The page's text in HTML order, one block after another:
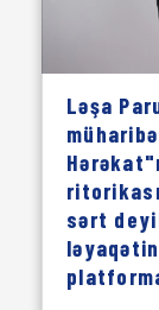
Ləşa
sərt